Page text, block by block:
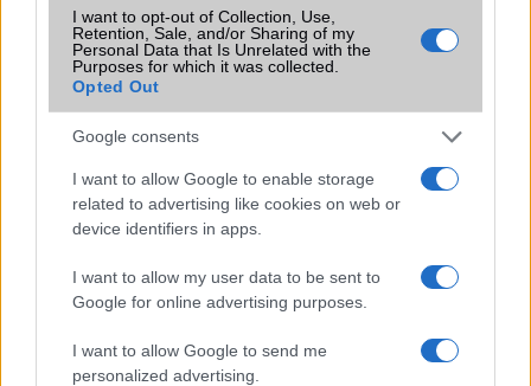
I want to opt-out of Collection, Use,
Retention, Sale, and/or Sharing of my
Personal Data that Is Unrelated with the
Purposes for which it was collected.
Opted Out
Google consents
I want to allow Google to enable storage
related to advertising like cookies on web or
device identifiers in apps.
I want to allow my user data to be sent to
Google for online advertising purposes.
I want to allow Google to send me
personalized advertising.
N/A = Nincs adat. Legutóbbi frissítés: 2026-07-13 19:00:00
Új és Használt GSM kiemelt ajánlatok